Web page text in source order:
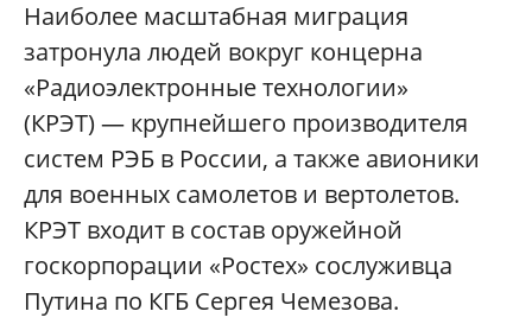
Наиболее масштабная миграция
затронула людей вокруг концерна
«Радиоэлектронные технологии»
(КРЭТ) — крупнейшего производителя
систем РЭБ в России, а также авионики
для военных самолетов и вертолетов.
КРЭТ входит в состав оружейной
госкорпорации «Ростех» сослуживца
Путина по КГБ Сергея Чемезова.